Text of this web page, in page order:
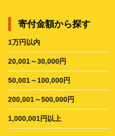
寄付金額から探す
1万円以内
20,001～30,000円
50,001～100,000円
200,001～500,000円
1,000,001円以上